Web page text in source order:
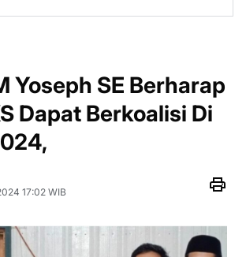
Yoseph SE Berharap
Dapat Berkoalisi Di
17:02 WIB